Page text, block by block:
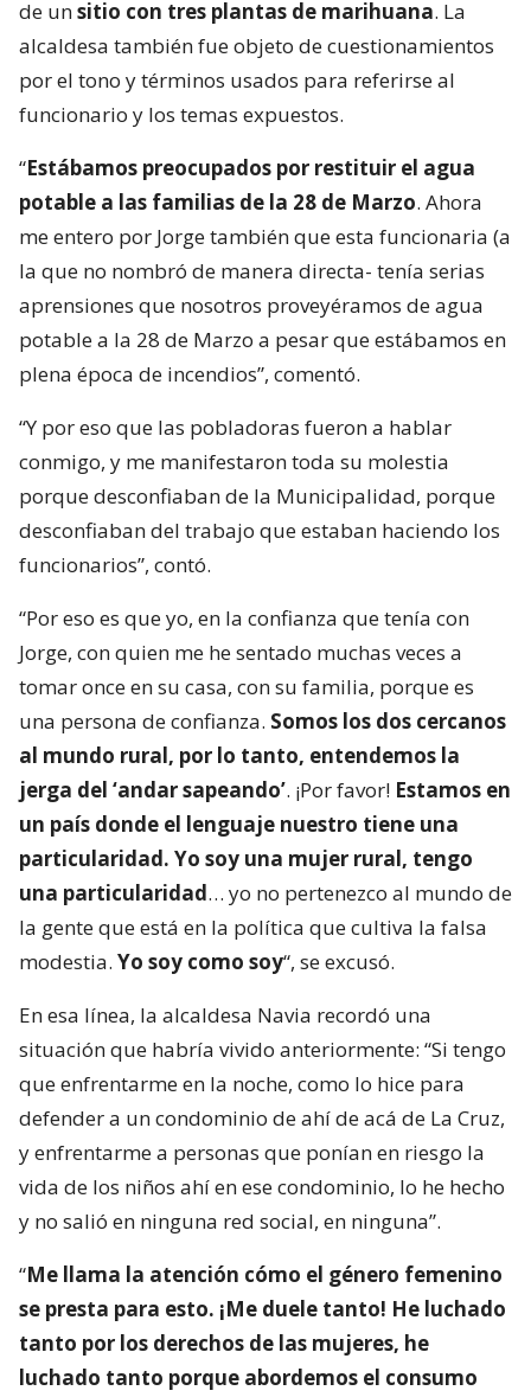
de unsitio con tres plantas de marihuana. La
alcaldesa también fue objeto de cuestionamientos
por el tono y términos usados para referirse al
funcionario y los temas expuestos.
“Estábamos preocupados por restituir el agua
potable a las familias de la 28 de Marzo. Ahora
me entero por Jorge también que esta funcionaria (a
la que no nombró de manera directa- tenía serias
aprensiones que nosotros proveyéramos de agua
potable a la 28 de Marzo a pesar que estábamos en
plena época de incendios”, comentó.
“Y por eso que las pobladoras fueron a hablar
conmigo, y me manifestaron toda su molestia
porque desconfiaban de la Municipalidad, porque
desconfiaban del trabajo que estaban haciendo los
funcionarios”, contó.
“Por eso es que yo, en la confianza que tenía con
Jorge, con quien me he sentado muchas veces a
tomar once en su casa, con su familia, porque es
una persona de confianza. Somos los dos cercanos
al mundo rural, por lo tanto, entendemos la
jerga del ‘andar sapeando’. ¡Por favor! Estamos en
un país donde el lenguaje nuestro tiene una
particularidad. Yo soy una mujer rural, tengo
una particularidad… yo no pertenezco al mundo de
la gente que está en la política que cultiva la falsa
modestia. Yo soy como soy“, se excusó.
En esa línea, la alcaldesa Navia recordó una
situación que habría vivido anteriormente: “Si tengo
que enfrentarme en la noche, como lo hice para
defender a un condominio de ahí de acá de La Cruz,
y enfrentarme a personas que ponían en riesgo la
vida de los niños ahí en ese condominio, lo he hecho
y no salió en ninguna red social, en ninguna”.
“Me llama la atención cómo el género femenino
se presta para esto. ¡Me duele tanto! He luchado
tanto por los derechos de las mujeres, he
luchado tanto porque abordemos el consumo